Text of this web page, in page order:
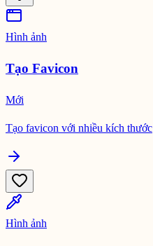
Hình ảnh
Tạo Favicon
Mới
Tạo favicon với nhiều kích thước
Hình ảnh